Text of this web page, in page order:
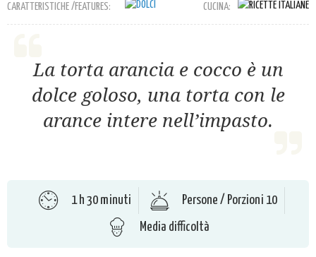
CARATTERISTICHE /FEATURES: CUCINA:
La torta arancia e cocco è un
dolce goloso, una torta con le
arance intere nell’impasto.
1 h 30 minuti
Persone / Porzioni 10
Media difficoltà